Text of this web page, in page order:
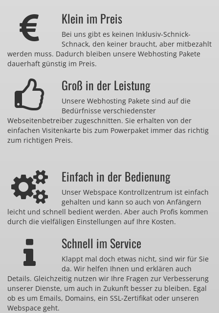
Klein im Preis
Bei uns gibt es keinen Inklusiv-Schnick-
Schnack, den keiner braucht, aber mitbezahlt
werden muss. Dadurch bleiben unsere Webhosting Pakete
dauerhaft günstig im Preis.
Groß in der Leistung
Unsere Webhosting Pakete sind auf die
Bedürfnisse verschiedenster
Webseitenbetreiber zugeschnitten. Sie erhalten von der
einfachen Visitenkarte bis zum Powerpaket immer das richtig
zum richtigen Preis.
Einfach in der Bedienung
Unser Webspace Kontrollzentrum ist einfach
gehalten und kann so auch von Anfängern
leicht und schnell bedient werden. Aber auch Profis kommen
durch die vielfäligen Einstellungen auf Ihre Kosten.
Schnell im Service
Klappt mal doch etwas nicht, sind wir für Sie
da. Wir helfen Ihnen und erklären auch
Details. Gleichzeitig nutzen wir Ihre Fragen zur Verbesserung
unserer Dienste, um auch in Zukunft besser zu bleiben. Egal
ob es um Emails, Domains, ein SSL-Zertifikat oder unseren
Webspace geht.